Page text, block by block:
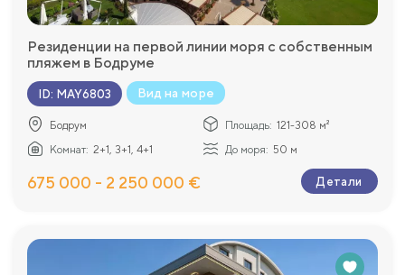
Резиденции на первой линии моря с собственным
пляжем в Бодруме
ID: MAY6803 Вид на море
Бодрум Площадь: 121-308 м²
Комнат: 2+1, 3+1, 4+1 До моря: 50 м
675 000 - 2 250 000 € Детали